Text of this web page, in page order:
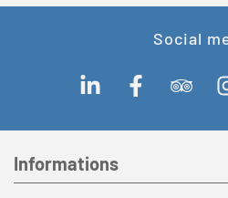
Social
Informations